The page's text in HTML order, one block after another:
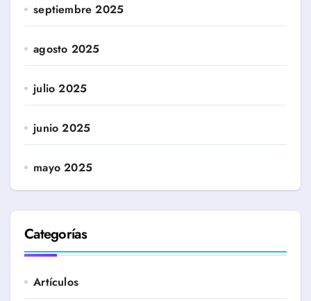
septiembre 2025
agosto 2025
julio 2025
junio 2025
mayo 2025
Categorías
Artículos